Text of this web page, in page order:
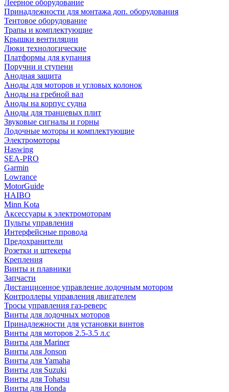
Леерное оборудование
Принадлежности для монтажа доп. оборудования
Тентовое оборудование
Трапы и комплектующие
Крышки вентиляции
Люки технологические
Платформы для купания
Поручни и ступени
Анодная защита
Аноды для моторов и угловых колонок
Аноды на гребной вал
Аноды на корпус судна
Аноды для транцевых плит
Звуковые сигналы и горны
Лодочные моторы и комплектующие
Электромоторы
Haswing
SEA-PRO
Garmin
Lowrance
MotorGuide
HAIBO
Minn Kota
Аксессуары к электромоторам
Пульты управления
Интерфейсные провода
Предохранители
Розетки и штекеры
Крепления
Винты и плавники
Запчасти
Дистанционное управление лодочным мотором
Контроллеры управления двигателем
Тросы управления газ-реверс
Винты для лодочных моторов
Принадлежности для установки винтов
Винты для моторов 2.5-3.5 л.с
Винты для Mariner
Винты для Jonson
Винты для Yamaha
Винты для Suzuki
Винты для Tohatsu
Винты для Honda